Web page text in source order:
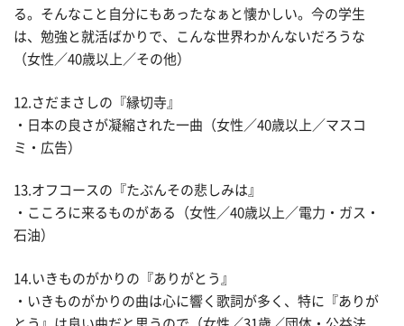
る。そんなこと自分にもあったなぁと懐かしい。今の学生
は、勉強と就活ばかりで、こんな世界わかんないだろうな
（女性／40歳以上／その他）
12.さだまさしの『縁切寺』
・日本の良さが凝縮された一曲（女性／40歳以上／マスコ
ミ・広告）
13.オフコースの『たぶんその悲しみは』
・こころに来るものがある（女性／40歳以上／電力・ガス・
石油）
14.いきものがかりの『ありがとう』
・いきものがかりの曲は心に響く歌詞が多く、特に『ありが